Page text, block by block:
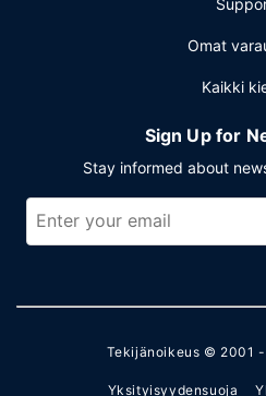
Omat
Kaikki
Sign Up for
Stay informed about
Tekijänoikeus © 2001
Yksityisyydensuoja